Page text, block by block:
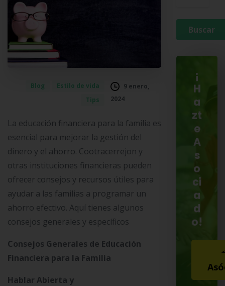
Blog
Estilo de vida
Tips
9 enero,
2024
La educación financiera para la familia es
esencial para mejorar la gestión del
dinero y el ahorro. Cootracerrejon y
otras instituciones financieras pueden
ofrecer consejos y recursos útiles para
ayudar a las familias a programar un
ahorro efectivo. Aquí tienes algunos
consejos generales y específicos
Consejos Generales de Educación
Financiera para la Familia
Hablar Abierta y
¡
H
a
zt
e
A
s
o
ci
a
d
o!